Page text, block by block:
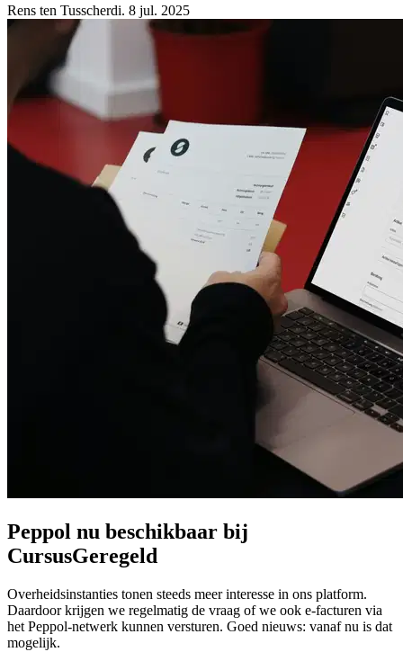
Rens ten Tusscherdi. 8 jul. 2025
Peppol nu beschikbaar bij
CursusGeregeld
Overheidsinstanties tonen steeds meer interesse in ons platform.
Daardoor krijgen we regelmatig de vraag of we ook e-facturen via
het Peppol-netwerk kunnen versturen. Goed nieuws: vanaf nu is dat
mogelijk.